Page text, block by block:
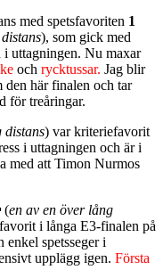
med spetsfavoriten 1
), som gick med
i uttagningen. Nu maxar
och rycktussar. Jag blir
den här finalen och tar
för treåringar.
distans) var kriteriefavorit
i uttagningen och är i
med att Timon Nurmos
(en av en över lång
i långa E3-finalen på
enkel spetsseger i
upplägg igen. Första